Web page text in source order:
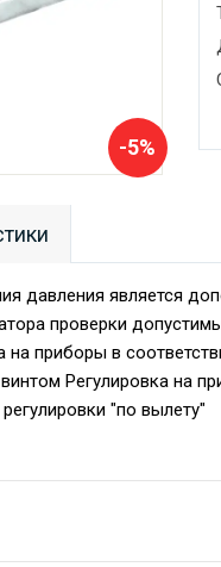
-5%
давления является
проверки
приборы в
Регулировка на
"по вылету"